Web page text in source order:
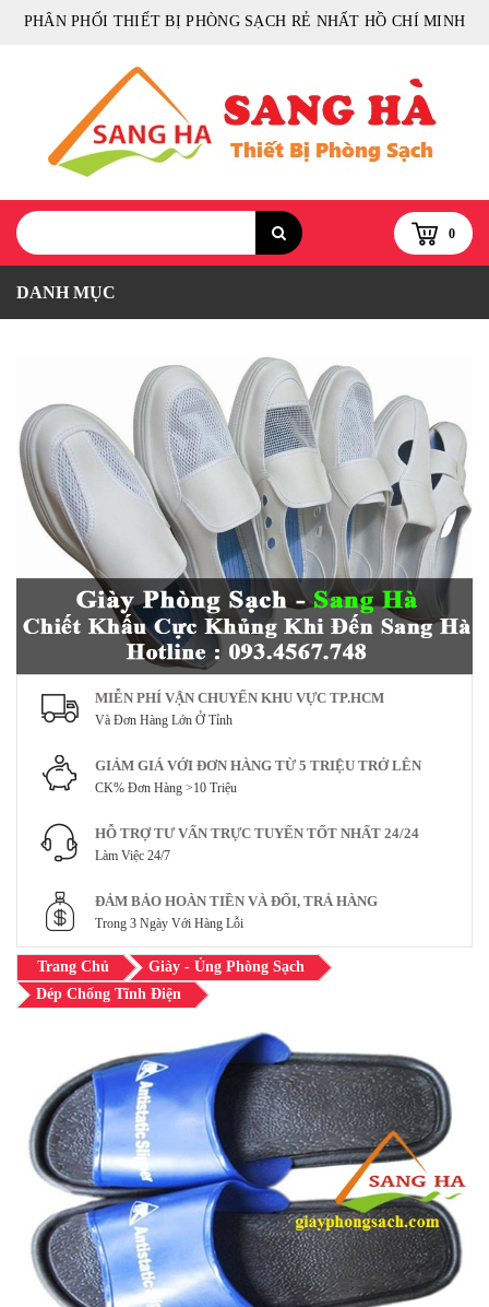
PHÂN PHỐI THIẾT BỊ PHÒNG SẠCH RẺ NHẤT HỒ CHÍ MINH
0
DANH MỤC
MIỄN PHÍ VẬN CHUYỂN KHU VỰC TP.HCM
Và Đơn Hàng Lớn Ở Tỉnh
GIẢM GIÁ VỚI ĐƠN HÀNG TỪ 5 TRIỆU TRỞ LÊN
CK% Đơn Hàng >10 Triệu
HỖ TRỢ TƯ VẤN TRỰC TUYẾN TỐT NHẤT 24/24
Làm Việc 24/7
ĐẢM BẢO HOÀN TIỀN VÀ ĐỔI, TRẢ HÀNG
Trong 3 Ngày Với Hàng Lỗi
Trang Chủ
Giày - Ủng Phòng Sạch
Dép Chống Tĩnh Điện